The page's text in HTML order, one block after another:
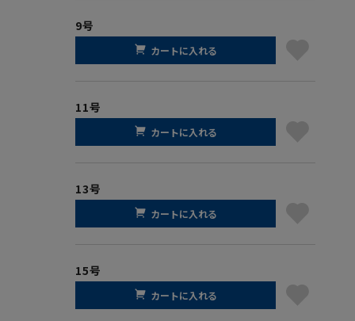
9号
カートに入れる
11号
カートに入れる
13号
カートに入れる
15号
カートに入れる